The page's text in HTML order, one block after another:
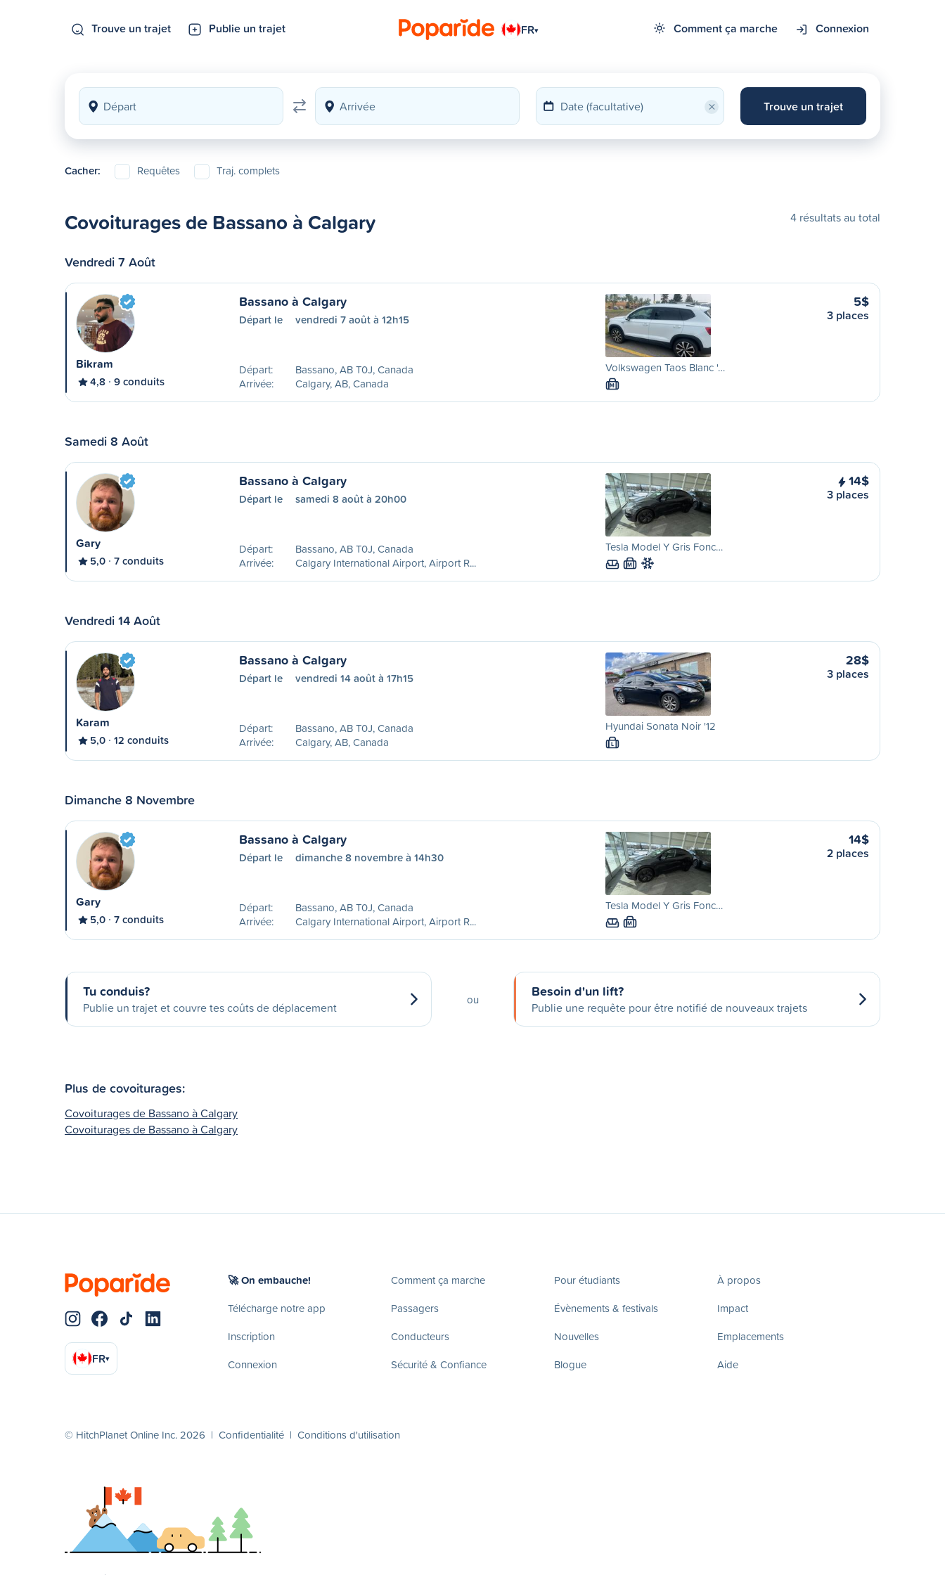
Trouve un trajet Publie un trajet FR▾ Comment ça marche Connexion
× Trouve un trajet
Cacher: Requêtes Traj. complets
Covoiturages de Bassano à Calgary 4 résultats au total
Vendredi 7 Août
Bikram
4,8 9 conduits
Bassano à Calgary
Départ le vendredi 7 août à 12h15
Départ:
Bassano, AB T0J, Canada
Arrivée:
Calgary, AB, Canada
Volkswagen Taos Blanc '…
M
5$
3 places
Samedi 8 Août
Gary
5,0 7 conduits
Bassano à Calgary
Départ le samedi 8 août à 20h00
Départ:
Bassano, AB T0J, Canada
Arrivée:
Calgary International Airport, Airport R...
Tesla Model Y Gris Fonc…
M
14$
3 places
Vendredi 14 Août
Karam
5,0 12 conduits
Bassano à Calgary
Départ le vendredi 14 août à 17h15
Départ:
Bassano, AB T0J, Canada
Arrivée:
Calgary, AB, Canada
Hyundai Sonata Noir '12
L
28$
3 places
Dimanche 8 Novembre
Gary
5,0 7 conduits
Bassano à Calgary
Départ le dimanche 8 novembre à 14h30
Départ:
Bassano, AB T0J, Canada
Arrivée:
Calgary International Airport, Airport R...
Tesla Model Y Gris Fonc…
M
14$
2 places
Tu conduis?
Publie un trajet et couvre tes coûts de déplacement
ou Besoin d'un lift?
Publie une requête pour être notifié de nouveaux trajets
Plus de covoiturages:
Covoiturages de Bassano à Calgary
Covoiturages de Bassano à Calgary
FR▾
🚀 On embauche!
Télécharge notre app
Inscription
Connexion
Comment ça marche
Passagers
Conducteurs
Sécurité & Confiance
Pour étudiants
Évènements & festivals
Nouvelles
Blogue
À propos
Impact
Emplacements
Aide
© HitchPlanet Online Inc. 2026 | Confidentialité | Conditions d'utilisation